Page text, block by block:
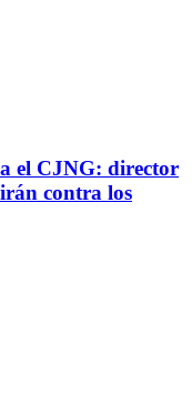
el CJNG: director
contra los